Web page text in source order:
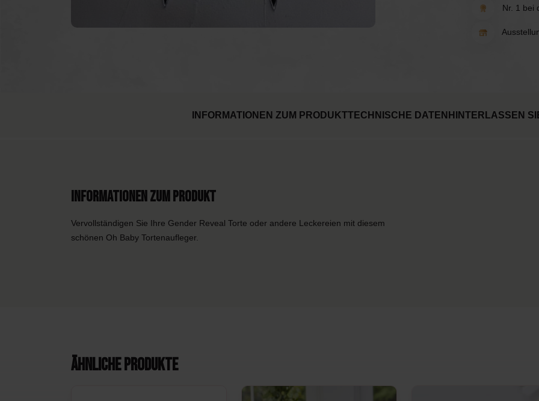
Nr. 1 bei
INFORMATIONEN ZUM PRODUKTTECHNISCHE DATEN HINTERLASSEN
Informationen zum Produkt
Vervollständigen Sie Ihre Gender Reveal Torte oder andere Leckereien mit diesem
schönen Oh Baby Tortenaufleger.
Ähnliche Produkte